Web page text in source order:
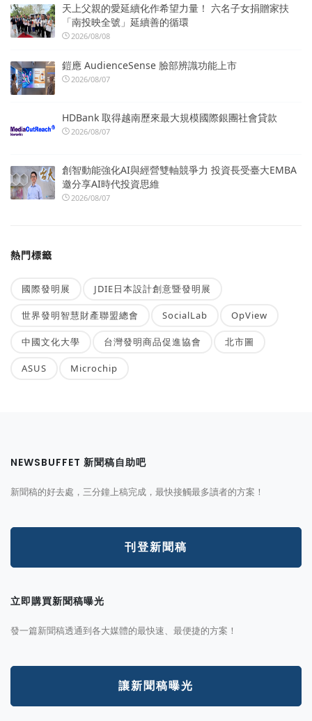
天上父親的愛延續化作希望力量！ 六名子女捐贈家扶
「南投映全號」延續善的循環
2026/08/08
鎧應 AudienceSense 臉部辨識功能上市
2026/08/07
HDBank 取得越南歷來最大規模國際銀團社會貸款
2026/08/07
創智動能強化AI與經營雙軸競爭力 投資長受臺大EMBA
邀分享AI時代投資思維
2026/08/07
熱門標籤
國際發明展 JDIE日本設計創意暨發明展
世界發明智慧財產聯盟總會 SocialLab OpView
中國文化大學 台灣發明商品促進協會 北市圖
ASUS Microchip
NEWSBUFFET 新聞稿自助吧
新聞稿的好去處，三分鐘上稿完成，最快接觸最多讀者的方案！
刊登新聞稿
立即購買新聞稿曝光
發一篇新聞稿透通到各大媒體的最快速、最便捷的方案！
讓新聞稿曝光